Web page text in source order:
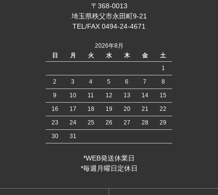
〒368-0013
埼玉県秩父市永田町9-21
TEL/FAX 0494-24-4671
2026年8月
日
月 火 水 木 金
土
1
2
3 4 5 6 7
8
9
10 11 12 13 14
15
16
17 18 19 20 21
22
23
24 25 26 27 28
29
30
31
*WEB発送休業日
*毎週月曜日定休日